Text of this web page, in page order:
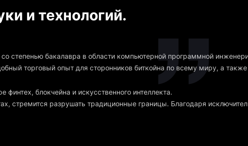
и технологий.
степенью бакалавра в области компьютерной программной
торговый опыт для сторонников биткойна по всему миру, а
блокчейна и искусственного интеллекта.
стремится разрушать традиционные границы. Благодаря